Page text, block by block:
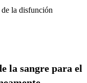
la disfunción
la sangre para el